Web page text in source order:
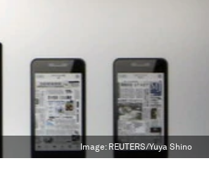
Image: REUTERS/Yuya Shino